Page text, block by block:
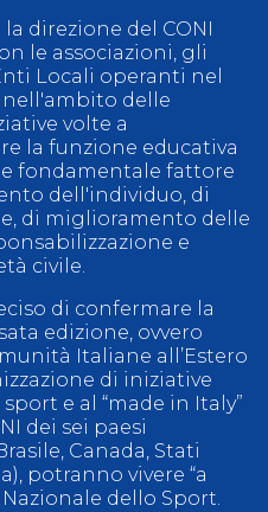
direzione del CONI
le associazioni, gli
Locali operanti nel
delle
volte a
la funzione educativa
fondamentale fattore
dell'individuo, di
di miglioramento delle
e
civile.
di confermare la
edizione, ovvero
Italiane all’Estero
di iniziative
e al “made in Italy”
dei sei paesi
Canada, Stati
potranno vivere “a
dello Sport.